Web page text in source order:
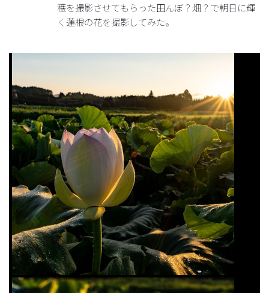
穫を撮影させてもらった田んぼ？畑？で朝日に輝
く蓮根の花を撮影してみた。